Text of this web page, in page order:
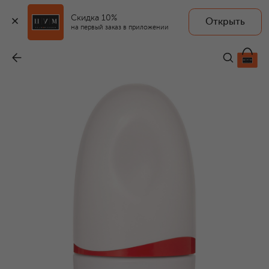
Скидка 10%
на первый заказ в приложении
Открыть
7 520 ₽